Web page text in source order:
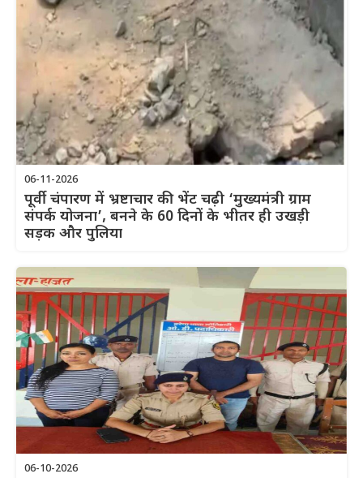
06-11-2026
पूर्वी चंपारण में भ्रष्टाचार की भेंट चढ़ी ‘मुख्यमंत्री ग्राम
संपर्क योजना’, बनने के 60 दिनों के भीतर ही उखड़ी
सड़क और पुलिया
06-10-2026